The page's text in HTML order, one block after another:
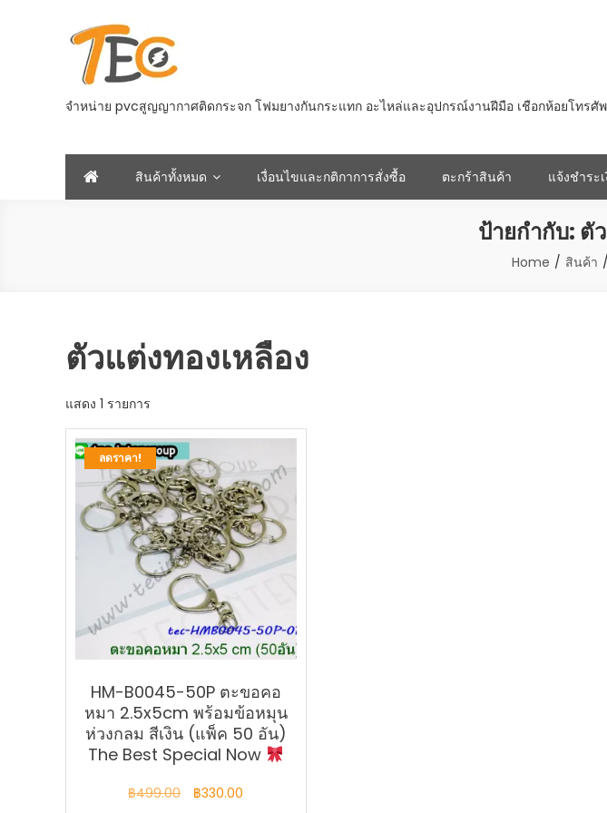
จำหน่าย pvcสูญญากาศติดกระจก โฟมยางกันกระแทก อะไหล่และอุปกรณ์งานฝีมือ เชือกห้อยโทร
สินค้าทั้งหมด เงื่อนไขและกติกาการสั่งซื้อ ตะกร้าสินค้า แจ้งชำระ
ป้ายกำกับ: ตั
Home สินค้า
ตัวแต่งทองเหลือง
แสดง 1 รายการ
ลดราคา!
HM-B0045-50P ตะขอคอ
หมา 2.5x5cm พร้อมข้อหมุน
ห่วงกลม สีเงิน (แพ็ค 50 อัน)
The Best Special Now
฿499.00
Original
฿330.00